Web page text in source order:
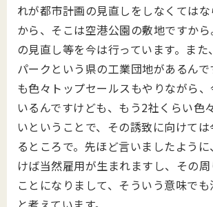
れが都市計画の見直しをしなくては
から、そこは空港公園の敷地ですか
の見直し等を今は行っています。また
パークという県の工業団地があるん
も色々トップセールスもやりながら
いるんですけども、もう2社くらい色
いということで、その誘致に向けて
るところで。先ほど言いましたよう
けば当然雇用が生まれますし、その
ことになりまして、そういう意味で